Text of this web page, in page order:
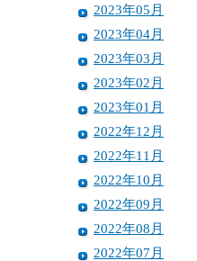
2023年05月
2023年04月
2023年03月
2023年02月
2023年01月
2022年12月
2022年11月
2022年10月
2022年09月
2022年08月
2022年07月